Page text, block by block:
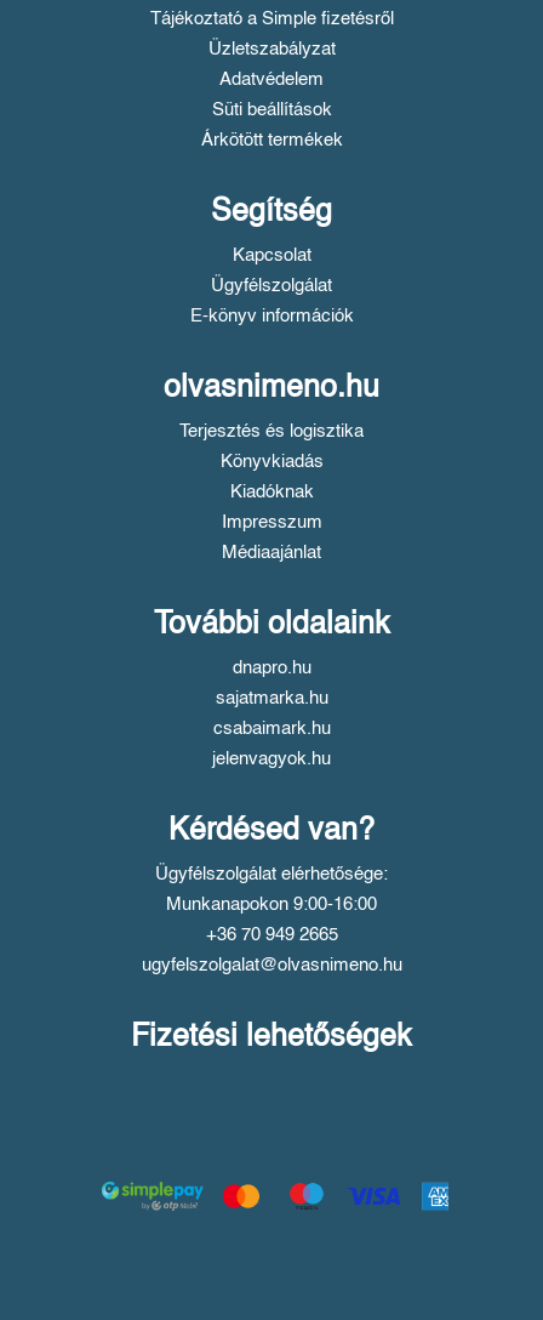
Tájékoztató a Simple fizetésről
Üzletszabályzat
Adatvédelem
Süti beállítások
Árkötött termékek
Segítség
Kapcsolat
Ügyfélszolgálat
E-könyv információk
olvasnimeno.hu
Terjesztés és logisztika
Könyvkiadás
Kiadóknak
Impresszum
Médiaajánlat
További oldalaink
dnapro.hu
sajatmarka.hu
csabaimark.hu
jelenvagyok.hu
Kérdésed van?
Ügyfélszolgálat elérhetősége:
Munkanapokon 9:00-16:00
+36 70 949 2665
ugyfelszolgalat@olvasnimeno.hu
Fizetési lehetőségek